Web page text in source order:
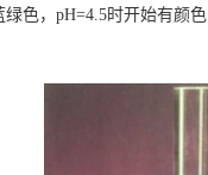
色，pH=4.5时开始有颜色